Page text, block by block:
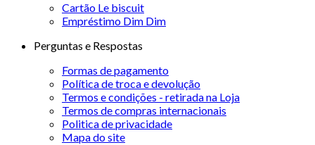
Cartão Le biscuit
Empréstimo Dim Dim
Perguntas e Respostas
Formas de pagamento
Política de troca e devolução
Termos e condições - retirada na Loja
Termos de compras internacionais
Politica de privacidade
Mapa do site